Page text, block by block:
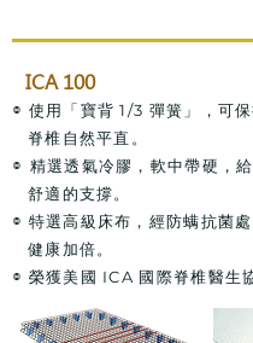
ICA 100
◎ 使用「寶背 1/3 彈簧」，可
脊椎自然平直。
◎ 精選透氣冷膠，軟中帶硬，
舒適的支撐。
◎ 特選高級床布，經防螨抗菌
健康加倍。
◎ 榮獲美國 ICA 國際脊椎醫生